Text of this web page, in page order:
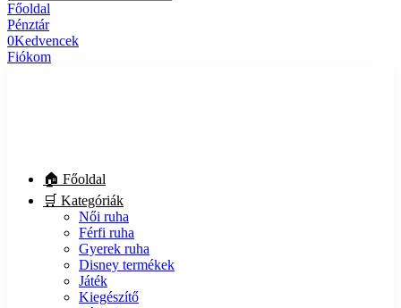
Főoldal
Pénztár
0Kedvencek
Fiókom
🏠 Főoldal
🛒 Kategóriák
Női ruha
Férfi ruha
Gyerek ruha
Disney termékek
Játék
Kiegészítő